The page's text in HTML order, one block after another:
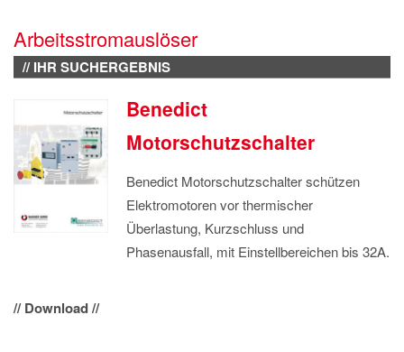
DATENSCHUTZ
Arbeitsstromauslöser
// IHR SUCHERGEBNIS
Benedict
Motorschutzschalter
Benedict Motorschutzschalter schützen
Elektromotoren vor thermischer
Überlastung, Kurzschluss und
Phasenausfall, mit Einstellbereichen bis 32A.
// Download //